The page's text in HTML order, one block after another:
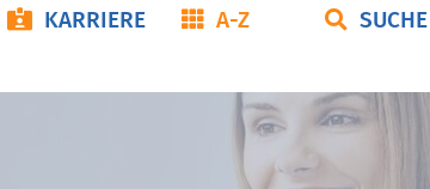
KARRIERE A-Z SUCHE